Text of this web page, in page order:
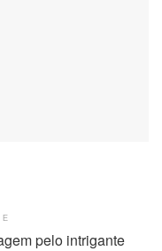
pelo intrigante